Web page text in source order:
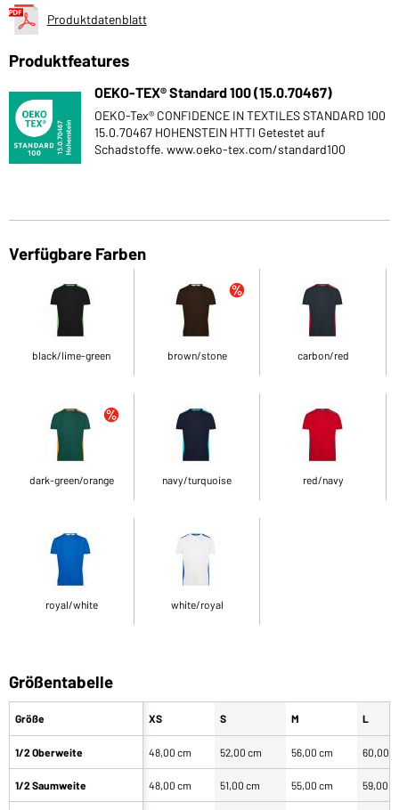
Produktdatenblatt
Produktfeatures
OEKO-TEX® Standard 100 (15.0.70467)
OEKO-Tex® CONFIDENCE IN TEXTILES STANDARD 100
15.0.70467 HOHENSTEIN HTTI Getestet auf
Schadstoffe. www.oeko-tex.com/standard100
Verfügbare Farben
black/lime-green brown/stone carbon/red
dark-green/orange navy/turquoise red/navy
royal/white white/royal
Größentabelle
Größe
1/2 Oberweite
1/2 Saumweite
XS S M L
48,00 cm 52,00 cm 56,00 cm 60,00
48,00 cm 51,00 cm 55,00 cm 59,00